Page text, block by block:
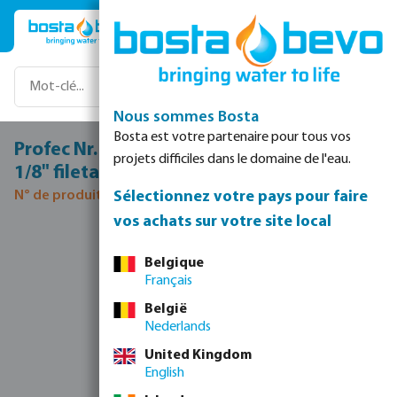
Passer au contenu principal
Profec Nr. 130 T à 90° acier inoxydable 316
1/8" filetage femelle 16bar
N° de produit 0080035
Nous sommes Bosta
Bosta est votre partenaire pour tous vos
projets difficiles dans le domaine de l'eau.
Sélectionnez votre pays pour faire
vos achats sur votre site local
Belgique
Français
België
Nederlands
United Kingdom
English